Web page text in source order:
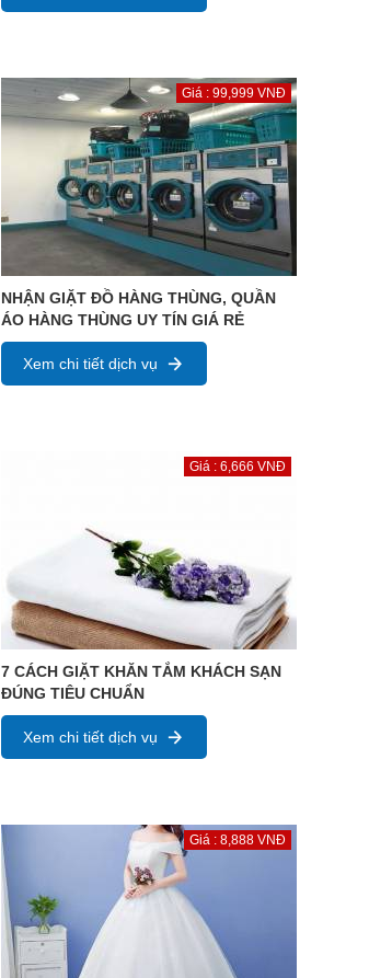
Giá : 99,999 VNĐ
NHẬN GIẶT ĐỒ HÀNG THÙNG, QUẦN
ÁO HÀNG THÙNG UY TÍN GIÁ RẺ
Xem chi tiết dịch vụ
Giá : 6,666 VNĐ
7 CÁCH GIẶT KHĂN TẮM KHÁCH SẠN
ĐÚNG TIÊU CHUẨN
Xem chi tiết dịch vụ
Giá : 8,888 VNĐ